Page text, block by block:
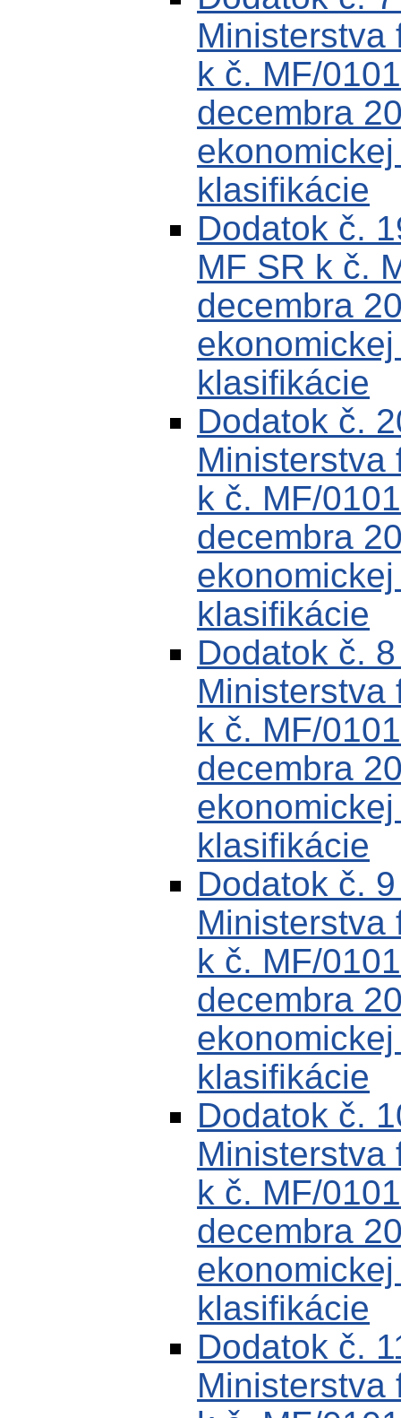
Ministerstva
k č. MF/
decembra
klasifikácie
Dodatok č.
MF SR k č.
decembra
klasifikácie
Dodatok č.
Ministerstva
k č. MF/
decembra
klasifikácie
Dodatok č.
Ministerstva
k č. MF/
decembra
klasifikácie
Dodatok č.
Ministerstva
k č. MF/
decembra
klasifikácie
Dodatok č.
Ministerstva
k č. MF/
decembra
klasifikácie
Dodatok č.
Ministerstva